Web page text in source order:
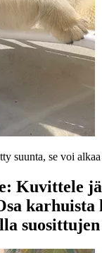
suunta, se voi
Kuvittele
karhuista